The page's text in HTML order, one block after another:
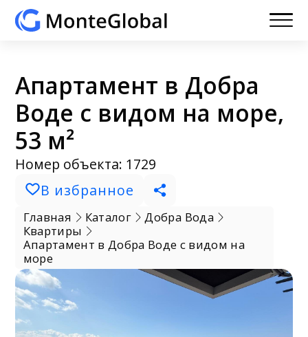
Апартамент в Добра
Воде с видом на море,
53 м²
Номер объекта: 1729
В избранное
Главная Каталог
Добра Вода
Квартиры
Апартамент в Добра Воде с видом на
море